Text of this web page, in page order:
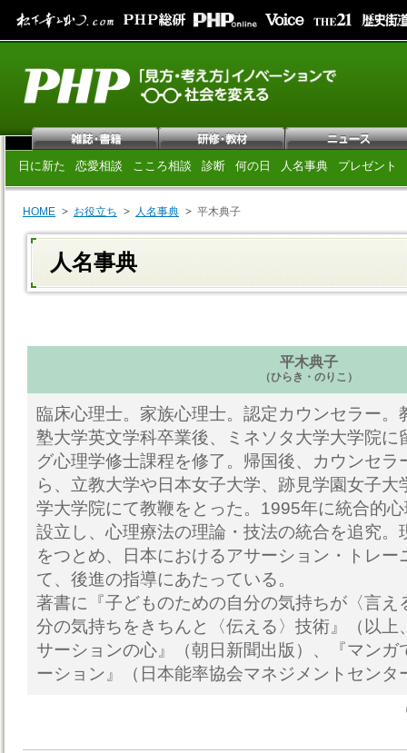
日に新た 恋愛相談 こころ相談 診断 何の日 人名事典 プレゼント
HOME お役立ち 人名事典 平木典子
人名事典
平木典子
（ひらき・のりこ）
臨床心理士。家族心理士。認定カウンセラー。
塾大学英文学科卒業後、ミネソタ大学大学院に
グ心理学修士課程を修了。帰国後、カウンセラ
ら、立教大学や日本女子大学、跡見学園女子大
学大学院にて教鞭をとった。1995年に統合的
設立し、心理療法の理論・技法の統合を追究。
をつとめ、日本におけるアサーション・トレー
て、後進の指導にあたっている。
著書に『子どものための自分の気持ちが〈言
分の気持ちをきちんと〈伝える〉技術』（以上
サーションの心』（朝日新聞出版）、『マンガ
ーション』（日本能率協会マネジメントセンタ